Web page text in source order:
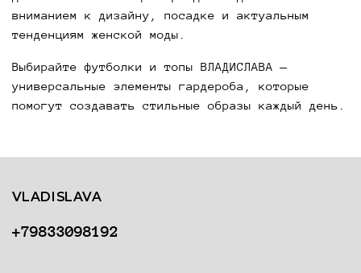
вниманием к дизайну, посадке и актуальным
тенденциям женской моды.
Выбирайте футболки и топы ВЛАДИСЛАВА —
универсальные элементы гардероба, которые
помогут создавать стильные образы каждый день.
+79833098192
VLADISLAVA